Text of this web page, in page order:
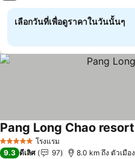
เลือกวันที่เพื่อดูราคาในวันนั้นๆ
5 ดาว โรงแรม
Pang Long Chao resort
9.3 ดีเลิศ 97 8.0 km ถึง ตัวเมือง